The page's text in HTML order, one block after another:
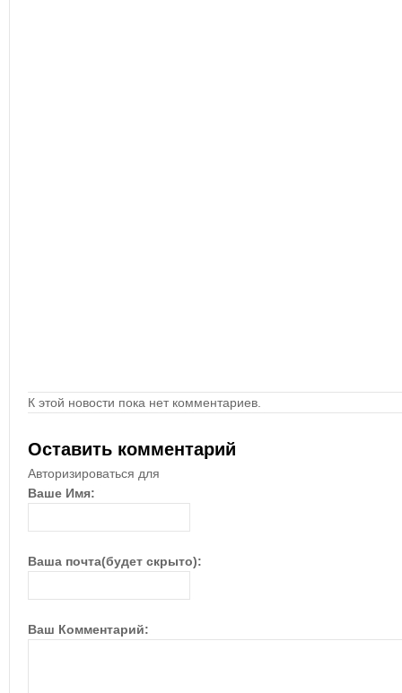
К этой новости пока нет комментариев.
Оставить комментарий
Авторизироваться для
Ваше Имя:
Ваша почта(будет скрыто):
Ваш Комментарий: